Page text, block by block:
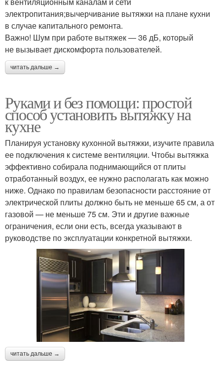
электропитания;вычерчивание вытяжки на плане кухни
в случае капитального ремонта.
Важно! Шум при работе вытяжек — 36 дБ, который
не вызывает дискомфорта пользователей.
читать дальше →
Руками и без помощи: простой
способ установить вытяжку на
кухне
Планируя установку кухонной вытяжки, изучите правила
ее подключения к системе вентиляции. Чтобы вытяжка
эффективно собирала поднимающийся от плиты
отработанный воздух, ее нужно располагать как можно
ниже. Однако по правилам безопасности расстояние от
электрической плиты должно быть не меньше 65 см, а от
газовой — не меньше 75 см. Эти и другие важные
ограничения, если они есть, всегда указывают в
руководстве по эксплуатации конкретной вытяжки.
читать дальше →